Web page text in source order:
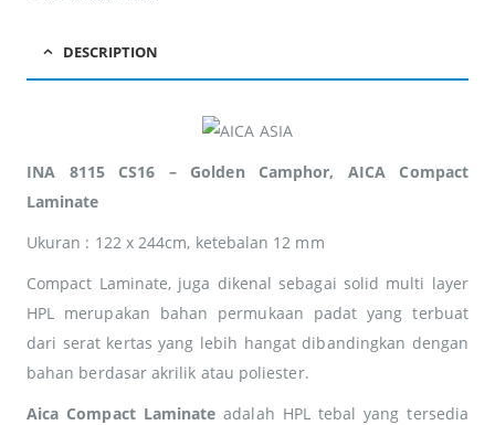
DESCRIPTION
INA 8115 CS16 – Golden Camphor, AICA Compact
Laminate
Ukuran : 122 x 244cm, ketebalan 12 mm
Compact Laminate, juga dikenal sebagai solid multi layer
HPL merupakan bahan permukaan padat yang terbuat
dari serat kertas yang lebih hangat dibandingkan dengan
bahan berdasar akrilik atau poliester.
Aica Compact Laminate adalah HPL tebal yang tersedia